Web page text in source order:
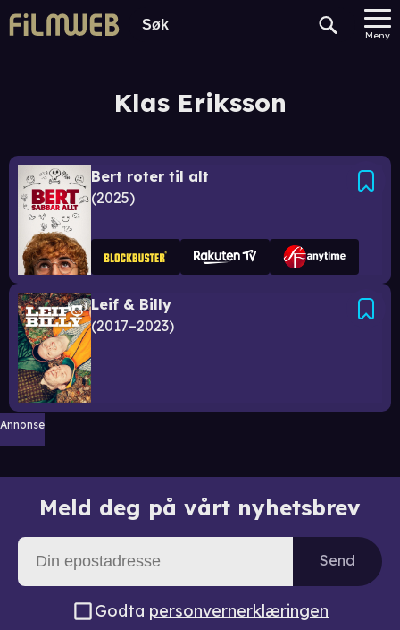
Meny
Klas Eriksson
Bert roter til alt
2025
Leif & Billy
2017–2023
Annonse
Meld deg på vårt nyhetsbrev
Send
Godta personvernerklæringen